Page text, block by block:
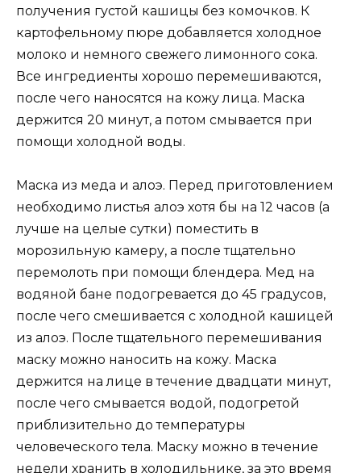
получения густой кашицы без комочков. К
картофельному пюре добавляется холодное
молоко и немного свежего лимонного сока.
Все ингредиенты хорошо перемешиваются,
после чего наносятся на кожу лица. Маска
держится 20 минут, а потом смывается при
помощи холодной воды.
Маска из меда и алоэ. Перед приготовлением
необходимо листья алоэ хотя бы на 12 часов (а
лучше на целые сутки) поместить в
морозильную камеру, а после тщательно
перемолоть при помощи блендера. Мед на
водяной бане подогревается до 45 градусов,
после чего смешивается с холодной кашицей
из алоэ. После тщательного перемешивания
маску можно наносить на кожу. Маска
держится на лице в течение двадцати минут,
после чего смывается водой, подогретой
приблизительно до температуры
человеческого тела. Маску можно в течение
недели хранить в холодильнике, за это время